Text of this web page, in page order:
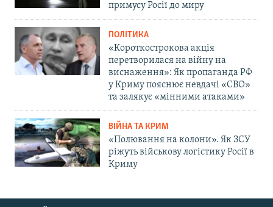
примусу Росії до миру
ПОЛІТИКА
«Короткострокова акція
перетворилася на війну на
виснаження»: Як пропаганда РФ
у Криму пояснює невдачі «СВО»
та залякує «мінними атаками»
ВІЙНА ТА КРИМ
«Полювання на колони». Як ЗСУ
ріжуть військову логістику Росії в
Криму